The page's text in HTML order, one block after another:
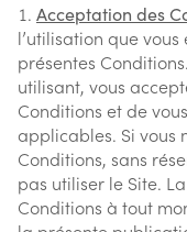
Acceptation des
l’utilisation que
présentes
utilisant, vous
Conditions et de
applicables. Si vous
Conditions, sans
pas utiliser le Site.
Conditions à tout